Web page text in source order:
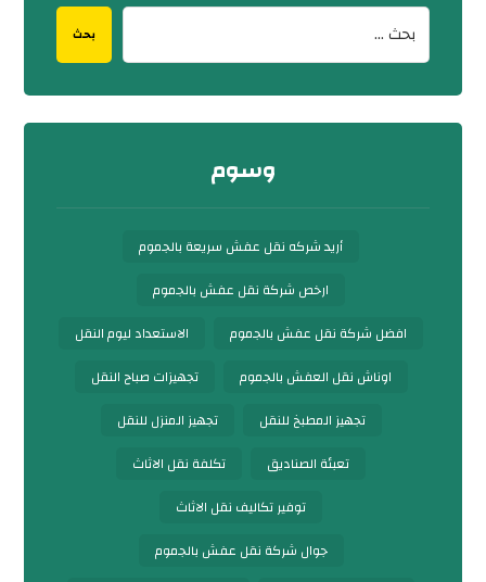
بحث
وسوم
أريد شركه نقل عفش سريعة بالجموم
ارخص شركة نقل عفش بالجموم
افضل شركة نقل عفش بالجموم
الاستعداد ليوم النقل
اوناش نقل العفش بالجموم
تجهيزات صباح النقل
تجهيز المطبخ للنقل
تجهيز المنزل للنقل
تعبئة الصناديق
تكلفة نقل الاثاث
توفير تكاليف نقل الاثاث
جوال شركة نقل عفش بالجموم